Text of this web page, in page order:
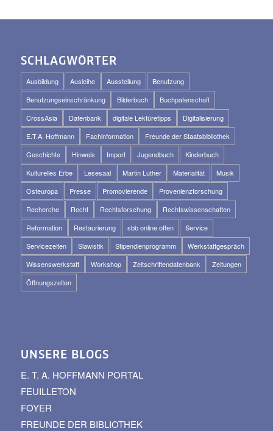
SCHLAGWÖRTER
Ausbildung Ausleihe Ausstellung
Benutzung
Benutzungseinschränkung
Bilderbuch
Buchpatenschaft
CrossAsia
Datenbank digitale Lektüretipps
Digitalisierung
E.T.A. Hoffmann
Fachinformation
Freunde der Staatsbibliothek
Geschichte
Hinweis Import Jugendbuch
Kinderbuch
Kulturelles Erbe
Lesesaal Martin Luther Materialität
Musik
Osteuropa
Presse Promovierende
Provenienzforschung
Recherche
Recht Rechtsforschung
Rechtswissenschaften
Reformation
Restaurierung sbb online offen
Service
Servicezeiten
Slawistik Stipendienprogramm
Werkstattgespräch
Wissenswerkstatt
Workshop Zeitschriftendatenbank
Zeitungen
Öffnungszeiten
UNSERE BLOGS
E. T. A. HOFFMANN PORTAL
FEUILLETON
FOYER
FREUNDE DER BIBLIOTHEK